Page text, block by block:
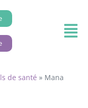
de santé » Mana